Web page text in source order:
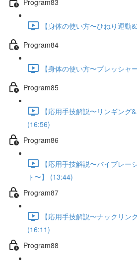
【身体の使い方〜ひねり運動
Program84
【身体の使い方〜プレッシャ
Program85
【応用手技解説〜リンギング
(16:56)
Program86
【応用手技解説〜バイブレー
ト〜】 (13:44)
Program87
【応用手技解説〜ナックリン
(16:11)
Program88